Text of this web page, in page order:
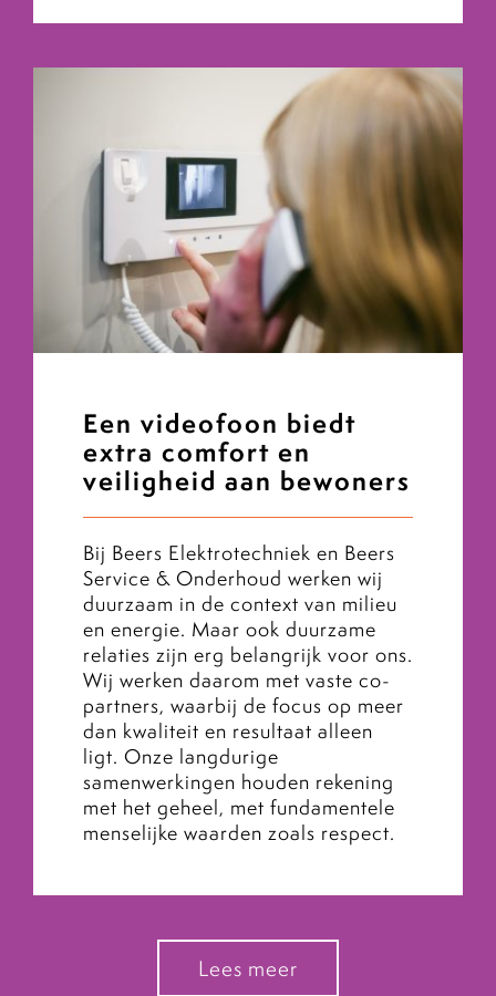
Een videofoon biedt
extra comfort en
veiligheid aan bewoners
Bij Beers Elektrotechniek en Beers
Service & Onderhoud werken wij
duurzaam in de context van milieu
en energie. Maar ook duurzame
relaties zijn erg belangrijk voor ons.
Wij werken daarom met vaste co-
partners, waarbij de focus op meer
dan kwaliteit en resultaat alleen
ligt. Onze langdurige
samenwerkingen houden rekening
met het geheel, met fundamentele
menselijke waarden zoals respect.
Lees meer